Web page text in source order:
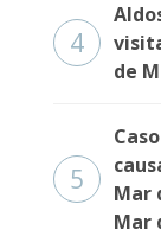
4
de
5
Mar
Mar